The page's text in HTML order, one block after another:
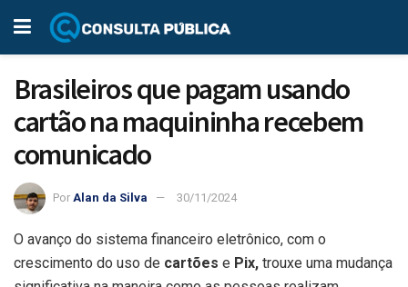
Brasileiros que pagam usando
cartão na maquininha recebem
comunicado
Por Alan da Silva 30/11/2024
O avanço do sistema financeiro eletrônico, com o
crescimento do uso de cartões e Pix, trouxe uma mudança